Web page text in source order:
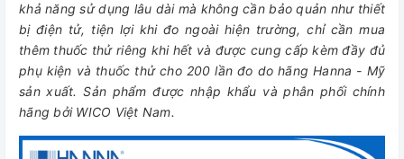
khả năng sử dụng lâu dài mà không cần bảo quản như thiết
bị điện tử, tiện lợi khi đo ngoài hiện trường, chỉ cần mua
thêm thuốc thử riêng khi hết và được cung cấp kèm đầy đủ
phụ kiện và thuốc thử cho 200 lần đo do hãng Hanna - Mỹ
sản xuất. Sản phẩm được nhập khẩu và phân phối chính
hãng bởi WICO Việt Nam.